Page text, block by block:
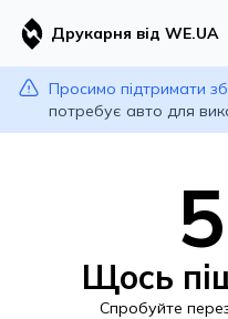
Друкарня від WE.UA
Просимо підтримати
потребує авто для
Щось
Спробуйте